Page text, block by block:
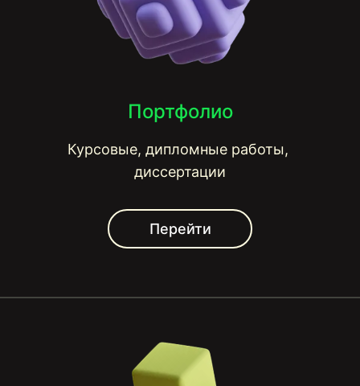
Курсовые, дипломные работы,
диссертации
Портфолио
Перейти